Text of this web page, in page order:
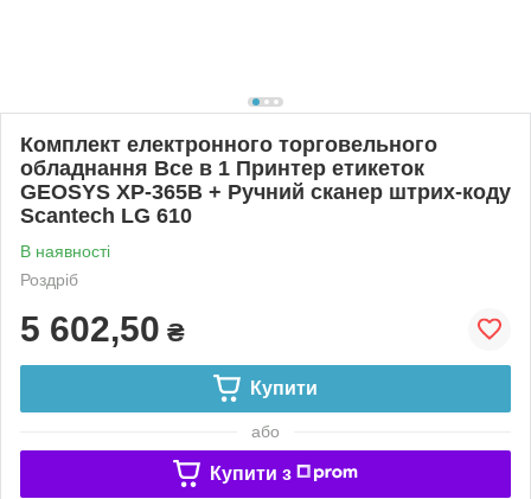
Комплект електронного торговельного
обладнання Все в 1 Принтер етикеток
GEOSYS XP-365B + Ручний сканер штрих-коду
Scantech LG 610
В наявності
Роздріб
5 602,50 ₴
Купити
або
Купити з